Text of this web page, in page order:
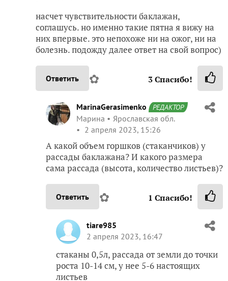
насчет чувствительности баклажан,
соглашусь. но именно такие пятна я вижу на
них впервые. это непохоже ни на ожог, ни на
болезнь. подожду далее ответ на свой вопрос)
Ответить ✿ 3Спасибо!
MarinaGerasimenko РЕДАКТОР
Марина
Ярославская обл.
2 апреля 2023, 15:26
А какой объем горшков (стаканчиков) у
рассады баклажана? И какого размера
сама рассада (высота, количество листьев)?
Ответить ✿ 1 Спасибо!
tiare985
2 апреля 2023, 16:47
стаканы 0,5л, рассада от земли до точки
роста 10-14 см, у нее 5-6 настоящих
листьев